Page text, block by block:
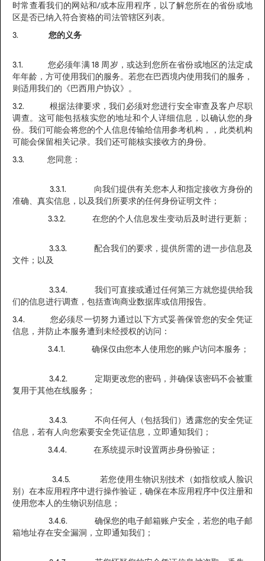
时常查看我们的网站和/或本应用程序，以了解您所在的省份或地
区是否已纳入符合资格的司法管辖区列表。
3. 您的义务
3.1. 您必须年满 18 周岁，或达到您所在省份或地区的法定成
年年龄，方可使用我们的服务。若您在巴西境内使用我们的服务，
则适用我们的《巴西用户协议》。
3.2. 根据法律要求，我们必须对您进行安全审查及客户尽职
调查。这可能包括核实您的地址和个人详细信息，以确认您的身
份。我们可能会将您的个人信息传输给信用参考机构，，此类机构
可能会保留相关记录。我们还可能核实接收方的身份。
3.3. 您同意：
3.3.1. 向我们提供有关您本人和指定接收方身份的
准确、真实信息，以及我们所要求的任何身份证明文件；
3.3.2. 在您的个人信息发生变动后及时进行更新；
3.3.3. 配合我们的要求，提供所需的进一步信息及
文件；以及
3.3.4. 我们可直接或通过任何第三方就您提供给我
们的信息进行调查，包括查询商业数据库或信用报告。
3.4. 您必须尽一切努力通过以下方式妥善保管您的安全凭证
信息，并防止本服务遭到未经授权的访问：
3.4.1. 确保仅由您本人使用您的账户访问本服务；
3.4.2. 定期更改您的密码，并确保该密码不会被重
复用于其他在线服务；
3.4.3. 不向任何人（包括我们）透露您的安全凭证
信息，若有人向您索要安全凭证信息，立即通知我们；
3.4.4. 在系统提示时设置两步身份验证；
3.4.5. 若您使用生物识别技术（如指纹或人脸识
别）在本应用程序中进行操作验证，确保在本应用程序中仅注册和
使用您本人的生物识别信息；
3.4.6. 确保您的电子邮箱账户安全，若您的电子邮
箱地址存在安全漏洞，立即通知我们；